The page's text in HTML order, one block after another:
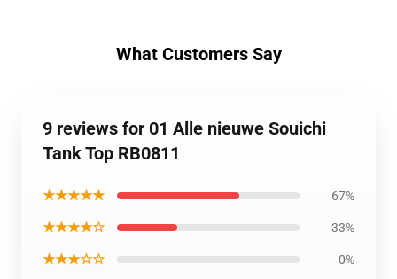
What Customers Say
9 reviews for 01 Alle nieuwe Souichi
Tank Top RB0811
★★★★★ 67%
★★★★☆ 33%
★★★☆☆ 0%